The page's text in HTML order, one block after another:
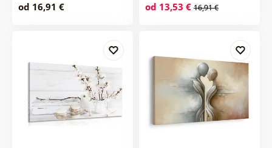
od 16,91 € od 13,53 € 16,91 €